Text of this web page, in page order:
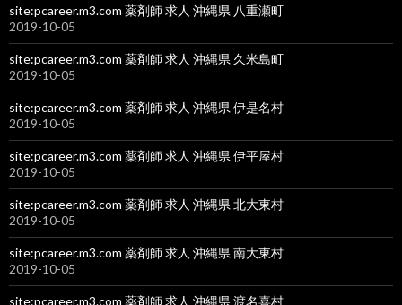
site:pcareer.m3.com 薬剤師 求人 沖縄県 八重瀬町
2019-10-05
site:pcareer.m3.com 薬剤師 求人 沖縄県 久米島町
2019-10-05
site:pcareer.m3.com 薬剤師 求人 沖縄県 伊是名村
2019-10-05
site:pcareer.m3.com 薬剤師 求人 沖縄県 伊平屋村
2019-10-05
site:pcareer.m3.com 薬剤師 求人 沖縄県 北大東村
2019-10-05
site:pcareer.m3.com 薬剤師 求人 沖縄県 南大東村
2019-10-05
site:pcareer.m3.com 薬剤師 求人 沖縄県 渡名喜村